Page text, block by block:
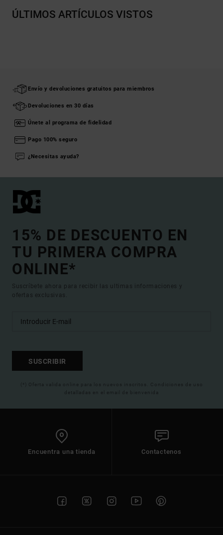
ÚLTIMOS ARTÍCULOS VISTOS
Envío y devoluciones gratuitos para miembros
Devoluciones en 30 días
Únete al programa de fidelidad
Pago 100% seguro
¿Necesitas ayuda?
15% DE DESCUENTO EN
TU PRIMERA COMPRA
ONLINE*
Suscríbete ahora para recibir las ultimas informaciones y
ofertas exclusivas.
SUSCRIBIR
(*) Oferta valida online para los nuevos inscritos. Condiciones de uso
detalladas en el email de bienvenida
Encuentra una tienda Contactenos